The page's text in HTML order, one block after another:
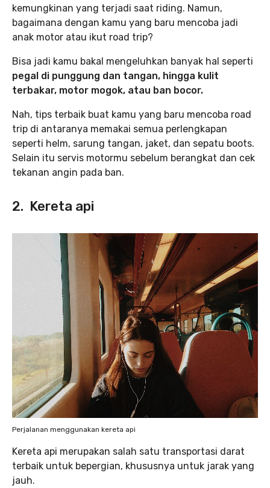
kemungkinan yang terjadi saat riding. Namun,
bagaimana dengan kamu yang baru mencoba jadi
anak motor atau ikut road trip?
Bisa jadi kamu bakal mengeluhkan banyak hal seperti
pegal di punggung dan tangan, hingga kulit
terbakar, motor mogok, atau ban bocor.
Nah, tips terbaik buat kamu yang baru mencoba road
trip di antaranya memakai semua perlengkapan
seperti helm, sarung tangan, jaket, dan sepatu boots.
Selain itu servis motormu sebelum berangkat dan cek
tekanan angin pada ban.
2. Kereta api
Perjalanan menggunakan kereta api
Kereta api merupakan salah satu transportasi darat
terbaik untuk bepergian, khususnya untuk jarak yang
jauh.